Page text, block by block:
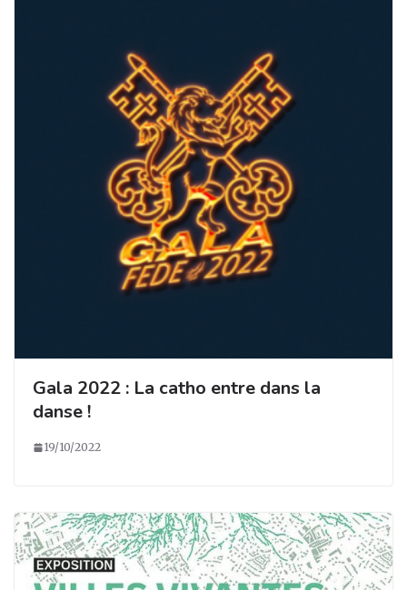
Gala 2022 : La catho entre dans la
danse !
19/10/2022